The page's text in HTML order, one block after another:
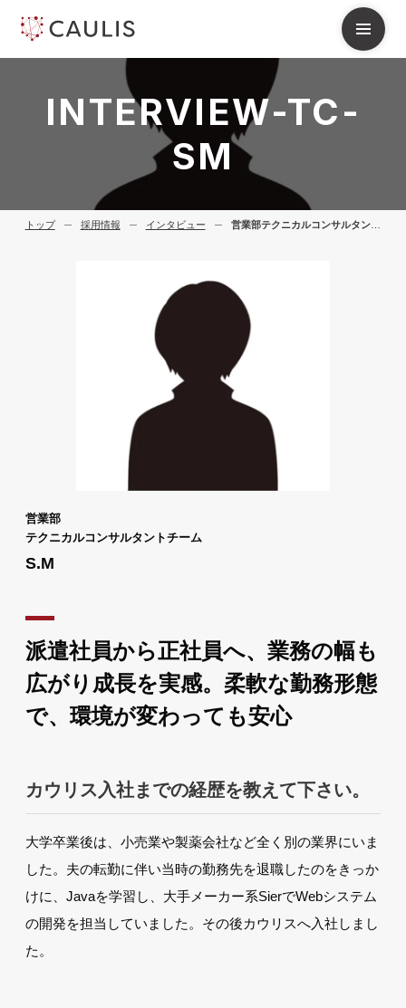
INTERVIEW-TC-
SM
トップ 採用情報 インタビュー 営業部テクニカルコンサルタントチーム S.M
営業部
テクニカルコンサルタントチーム
S.M
派遣社員から正社員へ、業務の幅も
広がり成長を実感。柔軟な勤務形態
で、環境が変わっても安心
カウリス入社までの経歴を教えて下さい。
大学卒業後は、小売業や製薬会社など全く別の業界にいま
した。夫の転勤に伴い当時の勤務先を退職したのをきっか
けに、Javaを学習し、大手メーカー系SierでWebシステム
の開発を担当していました。その後カウリスへ入社しまし
た。